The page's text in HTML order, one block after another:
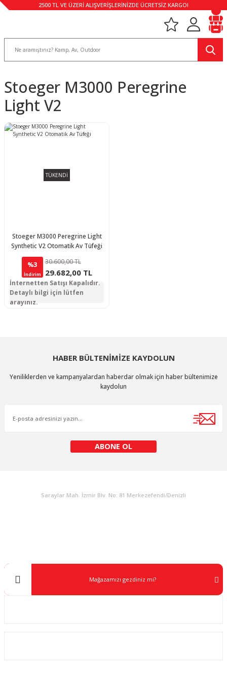
2500 TL VE ÜZERİ ALIŞVERİŞLERİNİZDE ÜCRETSİZ KARGO!
Stoeger M3000 Peregrine
Light V2
TÜKENDİ
Stoeger M3000 Peregrine Light
Synthetic V2 Otomatik Av Tüfeği
%3
İndirim
30.600,00 TL
29.682,00 TL
İnternetten Satışı Kapalıdır.
Detaylı bilgi için lütfen
arayınız.
HABER BÜLTENİMİZE KAYDOLUN
Yeniliklerden ve kampanyalardan haberdar olmak için haber bültenimize
kaydolun
ABONE OL
Saraylar Mah. İzmir Blv. No: 81 Merkezefendi/Denizli
Mağazamızı gezdiniz mi?